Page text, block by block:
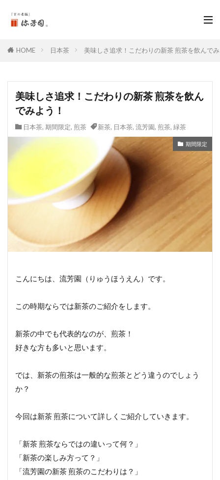
HOME 日本茶 美味しさ追求！こだわりの新茶 煎茶を飲んで
美味しさ追求！こだわりの新茶 煎茶を飲ん
でみよう！
日本茶, 期間限定, 煎茶 新茶, 日本茶, 流芳園, 煎茶, 緑茶
期間限定
こんにちは、流芳園（りゅうほうえん）です。
この時期ならでは新茶のご紹介をします。
新茶の中でも代表的なのが、煎茶！
好きな方も多いと思います。
では、新茶の煎茶は一般的な煎茶とどう違うのでしょう
か？
今回は新茶 煎茶について詳しくご紹介していきます。
「新茶 煎茶ならではの違いって何？」
「新茶の楽しみ方って？」
「流芳園の新茶 煎茶のこだわりは？」